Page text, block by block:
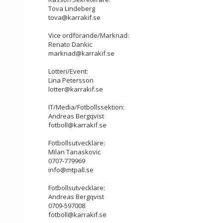
Tova Lindeberg
tova@karrakif.se
Vice ordförande/Marknad:
Renato Dankic
marknad@karrakif.se
Lotteri/Event:
Lina Petersson
lotter@karrakif.se
IT/Media/Fotbollssektion:
Andreas Bergqvist
fotboll@karrakif.se
Fotbollsutvecklare:
Milan Tanaskovic
0707-779969
info@mtpall.se
Fotbollsutvecklare:
Andreas Bergqvist
0709-597008
fotboll@karrakif.se